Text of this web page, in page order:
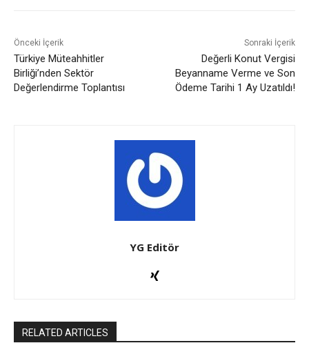
Önceki İçerik
Türkiye Müteahhitler
Birliği’nden Sektör
Değerlendirme Toplantısı
Sonraki İçerik
Değerli Konut Vergisi
Beyanname Verme ve Son
Ödeme Tarihi 1 Ay Uzatıldı!
YG Editör
RELATED ARTICLES